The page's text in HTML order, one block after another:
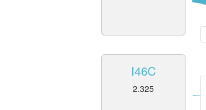
I46C
2.325